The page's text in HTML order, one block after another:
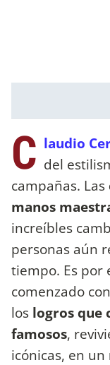
C laudio
del
campañas. Las
manos
increíbles
personas aún
tiempo. Es por
comenzado
los logros que
famosos,
icónicas, en un